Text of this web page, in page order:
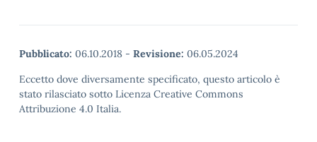
Pubblicato: 06.10.2018 - Revisione: 06.05.2024
Eccetto dove diversamente specificato, questo articolo è
stato rilasciato sotto Licenza Creative Commons
Attribuzione 4.0 Italia.